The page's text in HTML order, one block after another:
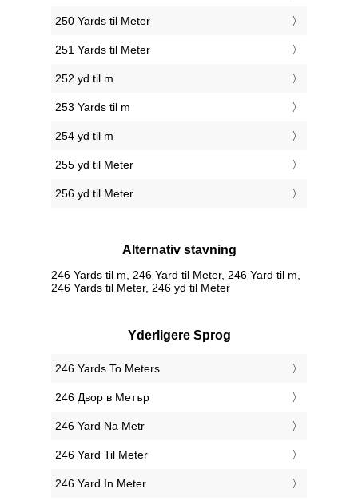
250 Yards til Meter
251 Yards til Meter
252 yd til m
253 Yards til m
254 yd til m
255 yd til Meter
256 yd til Meter
Alternativ stavning
246 Yards til m, 246 Yard til Meter, 246 Yard til m,
246 Yards til Meter, 246 yd til Meter
Yderligere Sprog
‎246 Yards To Meters
‎246 Двор в Метър
‎246 Yard Na Metr
‎246 Yard Til Meter
‎246 Yard In Meter